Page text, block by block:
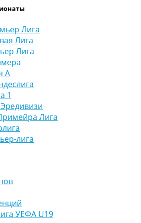
Лига
Лига
Лига
А
1
Лига
лига
УЕФА U19